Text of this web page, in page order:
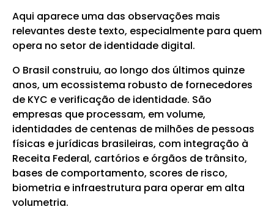
Aqui aparece uma das observações mais
relevantes deste texto, especialmente para quem
opera no setor de identidade digital.
O Brasil construiu, ao longo dos últimos quinze
anos, um ecossistema robusto de fornecedores
de KYC e verificação de identidade. São
empresas que processam, em volume,
identidades de centenas de milhões de pessoas
físicas e jurídicas brasileiras, com integração à
Receita Federal, cartórios e órgãos de trânsito,
bases de comportamento, scores de risco,
biometria e infraestrutura para operar em alta
volumetria.